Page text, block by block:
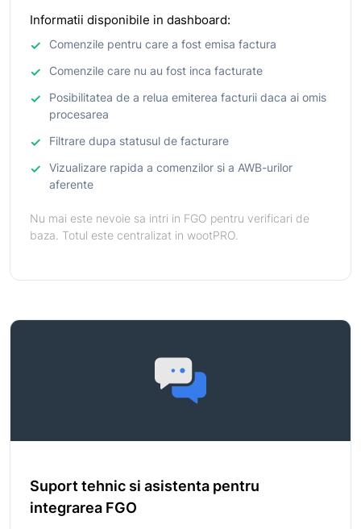
Informatii disponibile in dashboard:
Comenzile pentru care a fost emisa factura
Comenzile care nu au fost inca facturate
Posibilitatea de a relua emiterea facturii daca ai omis
procesarea
Filtrare dupa statusul de facturare
Vizualizare rapida a comenzilor si a AWB-urilor
aferente
Nu mai este nevoie sa intri in FGO pentru verificari de
baza. Totul este centralizat in wootPRO.
Suport tehnic si asistenta pentru
integrarea FGO